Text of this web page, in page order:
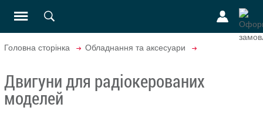
Головна сторінка Обладнання та аксесуари
Двигуни для радіокерованих
моделей